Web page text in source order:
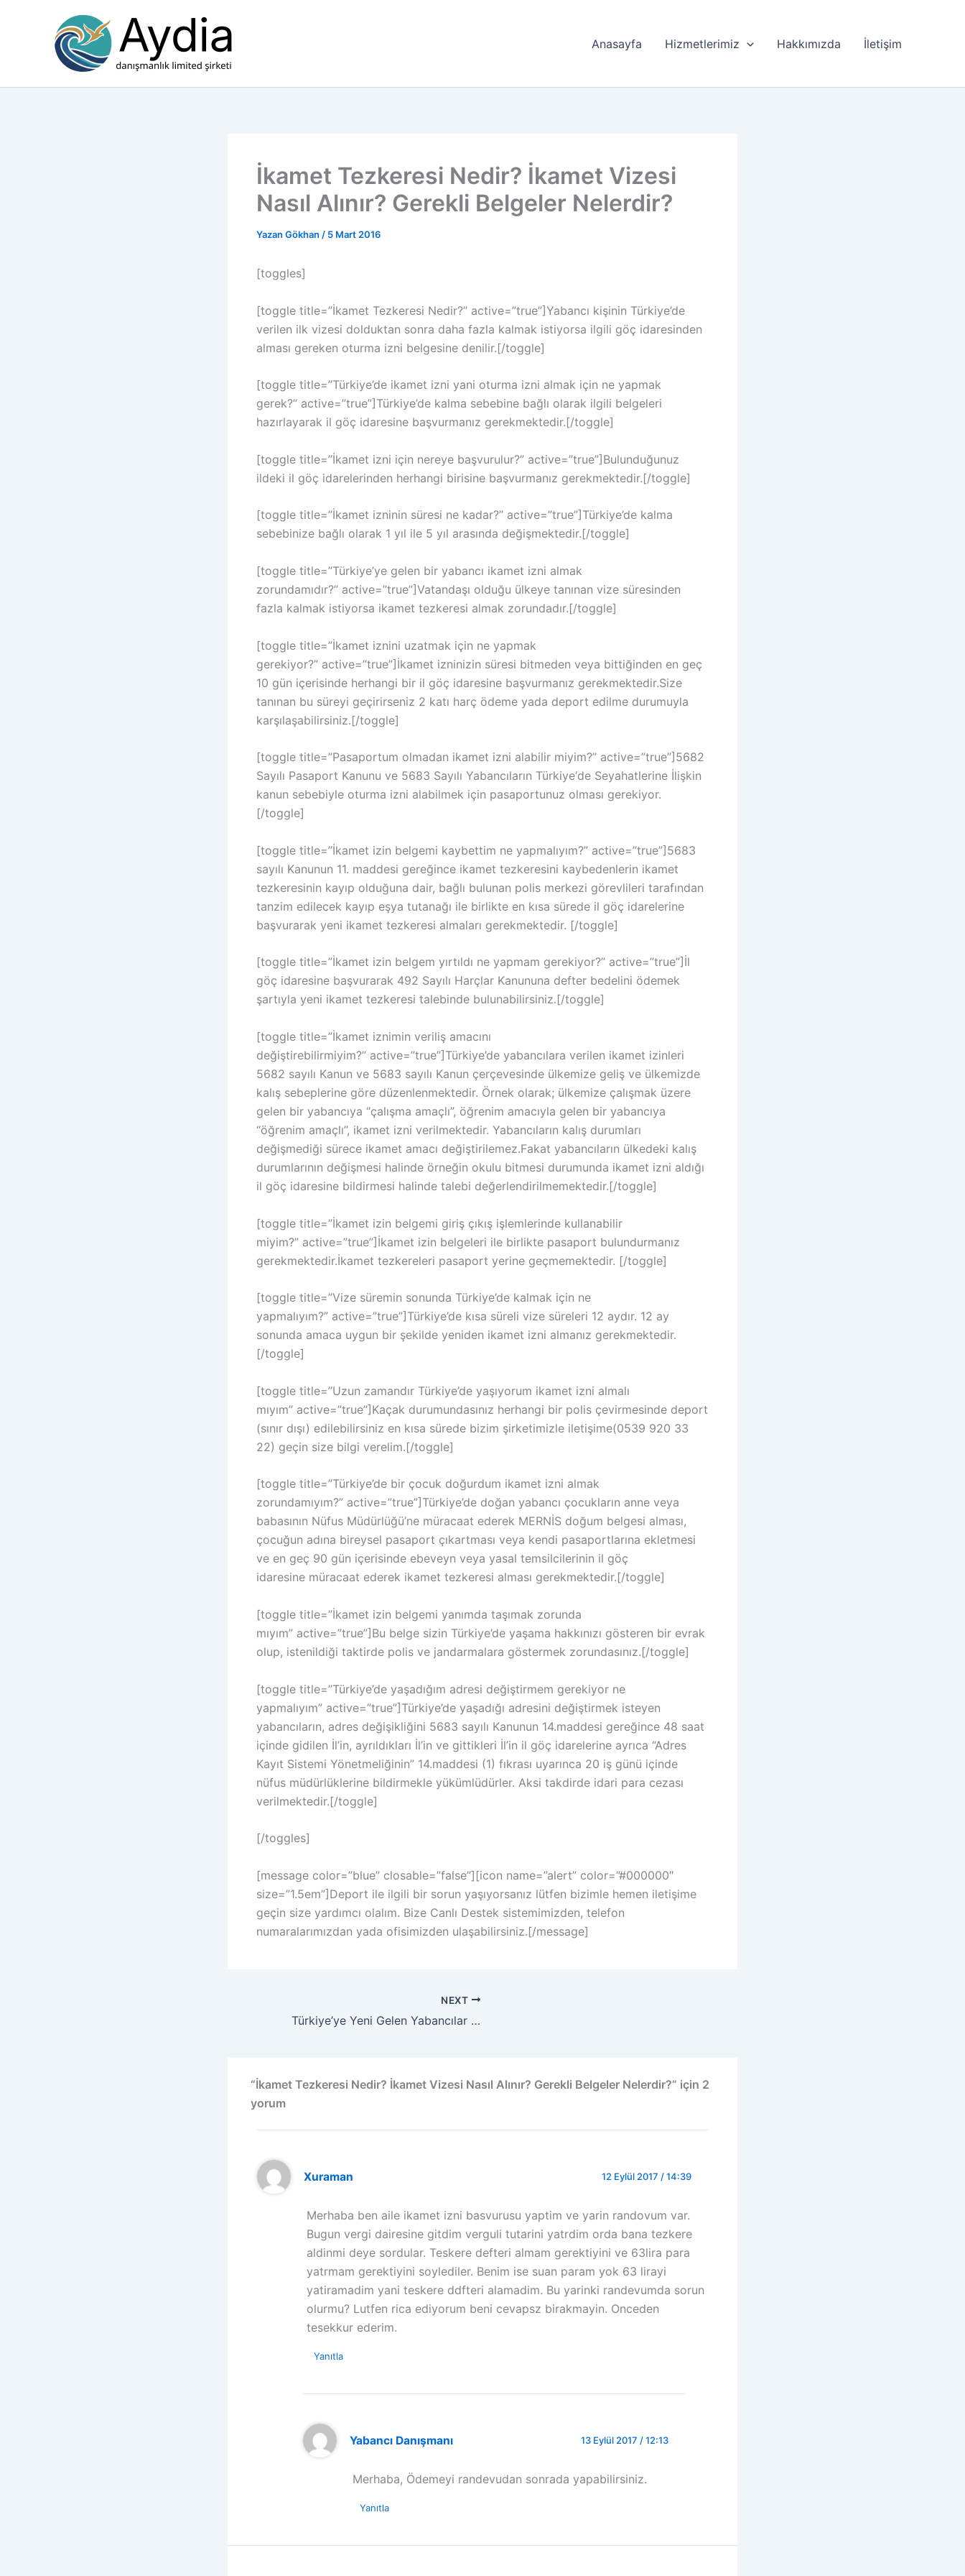
Anasayfa
Hizmetlerimiz Hakkımızda İletişim
İkamet Tezkeresi Nedir? İkamet Vizesi
Nasıl Alınır? Gerekli Belgeler Nelerdir?
Yazan Gökhan / 5 Mart 2016
[toggles]
[toggle title=”İkamet Tezkeresi Nedir?” active=”true”]Yabancı kişinin Türkiye’de
verilen ilk vizesi dolduktan sonra daha fazla kalmak istiyorsa ilgili göç idaresinden
alması gereken oturma izni belgesine denilir.[/toggle]
[toggle title=”Türkiye’de ikamet izni yani oturma izni almak için ne yapmak
gerek?” active=”true”]Türkiye’de kalma sebebine bağlı olarak ilgili belgeleri
hazırlayarak il göç idaresine başvurmanız gerekmektedir.[/toggle]
[toggle title=”İkamet izni için nereye başvurulur?” active=”true”]Bulunduğunuz
ildeki il göç idarelerinden herhangi birisine başvurmanız gerekmektedir.[/toggle]
[toggle title=”İkamet izninin süresi ne kadar?” active=”true”]Türkiye’de kalma
sebebinize bağlı olarak 1 yıl ile 5 yıl arasında değişmektedir.[/toggle]
[toggle title=”Türkiye’ye gelen bir yabancı ikamet izni almak
zorundamıdır?” active=”true”]Vatandaşı olduğu ülkeye tanınan vize süresinden
fazla kalmak istiyorsa ikamet tezkeresi almak zorundadır.[/toggle]
[toggle title=”İkamet iznini uzatmak için ne yapmak
gerekiyor?” active=”true”]İkamet izninizin süresi bitmeden veya bittiğinden en geç
10 gün içerisinde herhangi bir il göç idaresine başvurmanız gerekmektedir.Size
tanınan bu süreyi geçirirseniz 2 katı harç ödeme yada deport edilme durumuyla
karşılaşabilirsiniz.[/toggle]
[toggle title=”Pasaportum olmadan ikamet izni alabilir miyim?” active=”true”]5682
Sayılı Pasaport Kanunu ve 5683 Sayılı Yabancıların Türkiye‘de Seyahatlerine İlişkin
kanun sebebiyle oturma izni alabilmek için pasaportunuz olması gerekiyor.
[/toggle]
[toggle title=”İkamet izin belgemi kaybettim ne yapmalıyım?” active=”true”]5683
sayılı Kanunun 11. maddesi gereğince ikamet tezkeresini kaybedenlerin ikamet
tezkeresinin kayıp olduğuna dair, bağlı bulunan polis merkezi görevlileri tarafından
tanzim edilecek kayıp eşya tutanağı ile birlikte en kısa sürede il göç idarelerine
başvurarak yeni ikamet tezkeresi almaları gerekmektedir. [/toggle]
[toggle title=”İkamet izin belgem yırtıldı ne yapmam gerekiyor?” active=”true”]İl
göç idaresine başvurarak 492 Sayılı Harçlar Kanununa defter bedelini ödemek
şartıyla yeni ikamet tezkeresi talebinde bulunabilirsiniz.[/toggle]
[toggle title=”İkamet iznimin veriliş amacını
değiştirebilirmiyim?” active=”true”]Türkiye’de yabancılara verilen ikamet izinleri
5682 sayılı Kanun ve 5683 sayılı Kanun çerçevesinde ülkemize geliş ve ülkemizde
kalış sebeplerine göre düzenlenmektedir. Örnek olarak; ülkemize çalışmak üzere
gelen bir yabancıya “çalışma amaçlı”, öğrenim amacıyla gelen bir yabancıya
“öğrenim amaçlı”, ikamet izni verilmektedir. Yabancıların kalış durumları
değişmediği sürece ikamet amacı değiştirilemez.Fakat yabancıların ülkedeki kalış
durumlarının değişmesi halinde örneğin okulu bitmesi durumunda ikamet izni aldığı
il göç idaresine bildirmesi halinde talebi değerlendirilmemektedir.[/toggle]
[toggle title=”İkamet izin belgemi giriş çıkış işlemlerinde kullanabilir
miyim?” active=”true”]İkamet izin belgeleri ile birlikte pasaport bulundurmanız
gerekmektedir.İkamet tezkereleri pasaport yerine geçmemektedir. [/toggle]
[toggle title=”Vize süremin sonunda Türkiye’de kalmak için ne
yapmalıyım?” active=”true”]Türkiye’de kısa süreli vize süreleri 12 aydır. 12 ay
sonunda amaca uygun bir şekilde yeniden ikamet izni almanız gerekmektedir.
[/toggle]
[toggle title=”Uzun zamandır Türkiye’de yaşıyorum ikamet izni almalı
mıyım” active=”true”]Kaçak durumundasınız herhangi bir polis çevirmesinde deport
(sınır dışı) edilebilirsiniz en kısa sürede bizim şirketimizle iletişime(0539 920 33
22) geçin size bilgi verelim.[/toggle]
[toggle title=”Türkiye’de bir çocuk doğurdum ikamet izni almak
zorundamıyım?” active=”true”]Türkiye’de doğan yabancı çocukların anne veya
babasının Nüfus Müdürlüğü’ne müracaat ederek MERNİS doğum belgesi alması,
çocuğun adına bireysel pasaport çıkartması veya kendi pasaportlarına ekletmesi
ve en geç 90 gün içerisinde ebeveyn veya yasal temsilcilerinin il göç
idaresine müracaat ederek ikamet tezkeresi alması gerekmektedir.[/toggle]
[toggle title=”İkamet izin belgemi yanımda taşımak zorunda
mıyım” active=”true”]Bu belge sizin Türkiye’de yaşama hakkınızı gösteren bir evrak
olup, istenildiği taktirde polis ve jandarmalara göstermek zorundasınız.[/toggle]
[toggle title=”Türkiye’de yaşadığım adresi değiştirmem gerekiyor ne
yapmalıyım” active=”true”]Türkiye’de yaşadığı adresini değiştirmek isteyen
yabancıların, adres değişikliğini 5683 sayılı Kanunun 14.maddesi gereğince 48 saat
içinde gidilen İl’in, ayrıldıkları İl’in ve gittikleri İl’in il göç idarelerine ayrıca “Adres
Kayıt Sistemi Yönetmeliğinin” 14.maddesi (1) fıkrası uyarınca 20 iş günü içinde
nüfus müdürlüklerine bildirmekle yükümlüdürler. Aksi takdirde idari para cezası
verilmektedir.[/toggle]
[/toggles]
[message color=”blue” closable=”false”][icon name=”alert” color=”#000000″
size=”1.5em”]Deport ile ilgili bir sorun yaşıyorsanız lütfen bizimle hemen iletişime
geçin size yardımcı olalım. Bize Canlı Destek sistemimizden, telefon
numaralarımızdan yada ofisimizden ulaşabilirsiniz.[/message]
NEXT
Türkiye’ye Yeni Gelen Yabancılar için Vize Uygulaması ve Alınacak Tedbirler
“İkamet Tezkeresi Nedir? İkamet Vizesi Nasıl Alınır? Gerekli Belgeler Nelerdir?” için 2
yorum
Xuraman 12 Eylül 2017 / 14:39
Merhaba ben aile ikamet izni basvurusu yaptim ve yarin randovum var.
Bugun vergi dairesine gitdim verguli tutarini yatrdim orda bana tezkere
aldinmi deye sordular. Teskere defteri almam gerektiyini ve 63lira para
yatrmam gerektiyini soylediler. Benim ise suan param yok 63 lirayi
yatiramadim yani teskere ddfteri alamadim. Bu yarinki randevumda sorun
olurmu? Lutfen rica ediyorum beni cevapsz birakmayin. Onceden
tesekkur ederim.
Yanıtla
Yabancı Danışmanı 13 Eylül 2017 / 12:13
Merhaba, Ödemeyi randevudan sonrada yapabilirsiniz.
Yanıtla